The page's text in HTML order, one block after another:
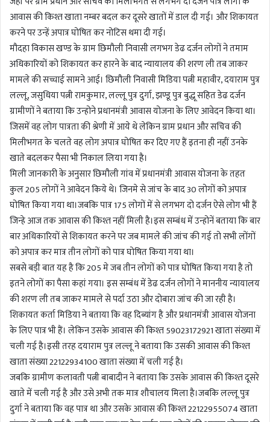
आवास की किश्त खाता नम्बर बदल कर दूसरे खातों में डाल दी गई। और शिकायत
करने पर उन्हें अपात्र घोषित कर नोटिस थमा दी गई।
मौदहा विकास खण्ड के ग्राम छिमौली निवासी लगभग डेढ दर्जन लोगों ने तमाम
अधिकारियों को शिकायत कर हारने के बाद न्यायालय की शरण ली तब जाकर
मामले की सच्चाई सामने आई। छिमौली निवासी मिडिया पत्नी महावीर, दयाराम पुत्र
लल्लू, जसुधिया पत्नी रामकुमार, लल्लू पुत्र दुर्गा, झण्डू पुत्र बुद्धू सहित डेढ दर्जन
ग्रामीणों ने बताया कि उन्होने प्रधानमंत्री आवास योजना के लिए आवेदन किया था।
जिसमें वह लोग पात्रता की श्रेणी में आये थे लेकिन ग्राम प्रधान और सचिव की
मिलीभगत के चलते वह लोग अपात्र घोषित कर दिए गए हैं इतना ही नहीं उनके
खाते बदलकर पैसा भी निकाल लिया गया है।
मिली जानकारी के अनुसार छिमौली गांव में प्रधानमंत्री आवास योजना के तहत
कुल 205 लोगों ने आवेदन किये थे। जिनमे से जांच के बाद 30 लोगों को अपात्र
घोषित किया गया था।जबकि पात्र 175 लोगों में से लगभग दो दर्जन ऐसे लोग भी हैं
जिन्हे आज तक आवास की किश्त नहीं मिली है।इस सम्बंध में उन्होनें बताया कि बार
बार अधिकारियों से शिकायत करने पर जब मामले की जांच की गई तो सभी लोंगों
को अपात्र कर मात्र तीन लोगों को पात्र घोषित किया गया था।
सबसे बड़ी बात यह है कि 205 मे जब तीन लोगों को पात्र घोषित किया गया है तो
इतने लोगों का पैसा कहां गया। इस सम्बंध में डेढ दर्जन लोगों ने माननीय न्यायालय
की शरण ली तब जाकर मामले से पर्दा उठा और दोबारा जांच की जा रही है।
शिकायत कर्ता मिडिया ने बताया कि वह दिब्यांग है और प्रधानमंत्री आवास योजना
के लिए पात्र भी हैं। लेकिन उसके आवास की किश्त 59023172921 खाता संख्या में
चली गई है।इसी तरह दयाराम पुत्र लल्लू ने बताया कि उसकी आवास की किश्त
खाता संख्या 22122934100 खाता संख्या में चली गई है।
जबकि ग्रामीण कलावती पत्नी बाबादीन ने बताया कि उसके आवास की किश्त दूसरे
खाते में चली गई है और उसे अभी तक मात्र शौचालय मिला है।जबकि लल्लू पुत्र
दुर्गा ने बताया कि वह पात्र था और उसके आवास की किश्त 22122955074 खाता